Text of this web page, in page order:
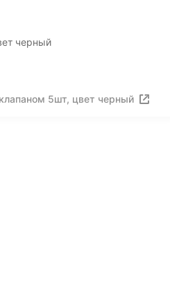
черный
5шт, цвет черный